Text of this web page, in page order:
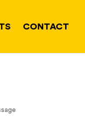
CONTACT